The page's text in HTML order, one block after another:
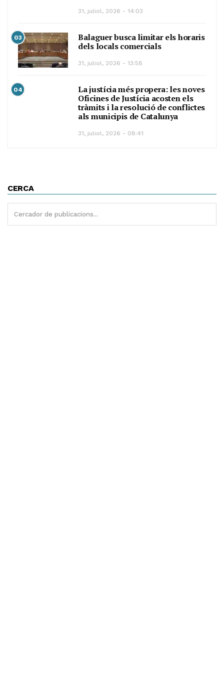
31, juliol, 2026 - 14:03
03
Balaguer busca limitar els horaris
dels locals comercials
31, juliol, 2026 - 13:58
04
La justícia més propera: les noves
Oficines de Justícia acosten els
tràmits i la resolució de conflictes
als municipis de Catalunya
31, juliol, 2026 - 08:41
CERCA